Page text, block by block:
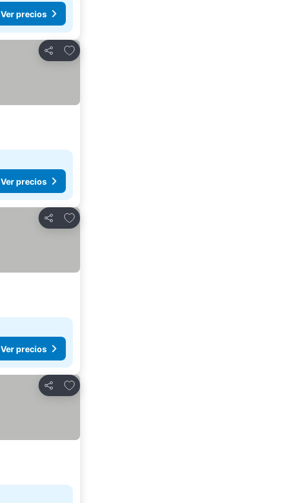
Ver precios
Compartir
Agregar a favoritos
Ver precios
Compartir
Agregar a favoritos
Ver precios
Compartir
Agregar a favoritos